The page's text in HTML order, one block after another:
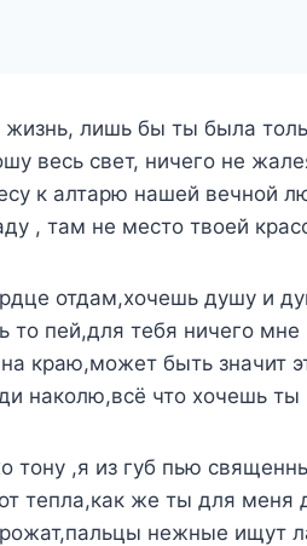
лишь бы ты была
весь свет, ничего не
к алтарю нашей вечной
, там не место твоей
отдам,хочешь душу и
то пей,для тебя ничего
краю,может быть значит
наколю,всё что хочешь ты
тону ,я из губ пью
тепла,как же ты для меня
нежные ищут